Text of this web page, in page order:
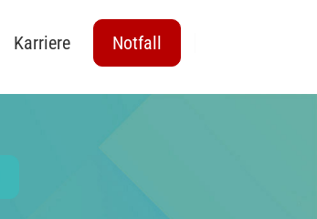
Karriere Notfall